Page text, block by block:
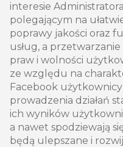
interesie
polegającym na
poprawy jakości oraz
usług, a
praw i wolności
ze względu na
Facebook
prowadzenia działań
ich wyników
a nawet spodziewają
będą ulepszane i